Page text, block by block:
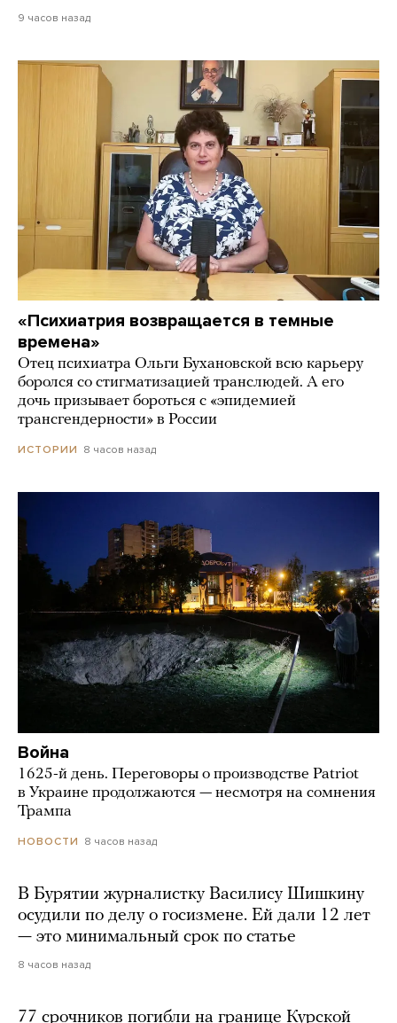
9 часов назад
«Психиатрия возвращается в темные
времена»
Отец психиатра Ольги Бухановской всю карьеру
боролся со стигматизацией транслюдей. А его
дочь призывает бороться с «эпидемией
трансгендерности» в России
ИСТОРИИ 8 часов назад
Война
1625-й день. Переговоры о производстве Patriot
в Украине продолжаются — несмотря на сомнения
Трампа
НОВОСТИ 8 часов назад
В Бурятии журналистку Василису Шишкину
осудили по делу о госизмене. Ей дали 12 лет
— это минимальный срок по статье
8 часов назад
77 срочников погибли на границе Курской